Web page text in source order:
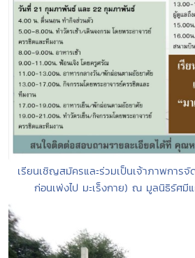
เรียนเชิญสมัครและร่วมเป็นเจ้าภาพการจั
ก่อนเพ่งไป มะเร็งกาย) ณ มูลนิธิรัศมี